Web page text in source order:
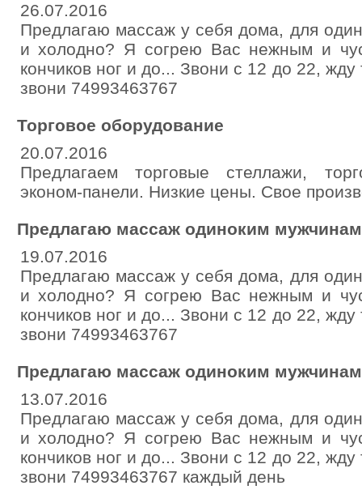
26.07.2016
Предлагаю массаж у себя дома, для
и холодно? Я согрею Вас нежным и
кончиков ног и до... Звони с 12 до 22,
звони 74993463767
Торговое оборудование
20.07.2016
Предлагаем торговые стеллажи,
эконом-панели. Низкие цены. Свое
Предлагаю массаж одиноким мужчинам
19.07.2016
Предлагаю массаж у себя дома, для
и холодно? Я согрею Вас нежным и
кончиков ног и до... Звони с 12 до 22,
звони 74993463767
Предлагаю массаж одиноким мужчинам
13.07.2016
Предлагаю массаж у себя дома, для
и холодно? Я согрею Вас нежным и
кончиков ног и до... Звони с 12 до 22,
звони 74993463767 каждый день